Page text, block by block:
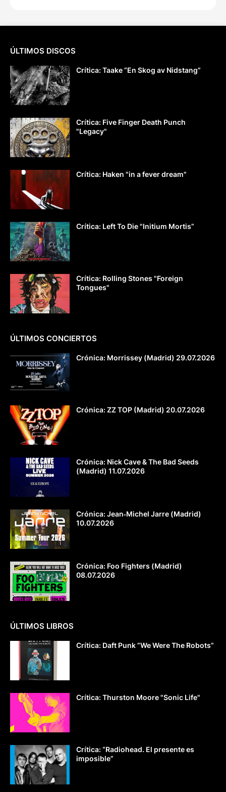
ÚLTIMOS DISCOS
Crítica: Taake “En Skog av Nidstang”
Crítica: Five Finger Death Punch
"Legacy"
Crítica: Haken "in a fever dream"
Crítica: Left To Die "Initium Mortis”
Crítica: Rolling Stones "Foreign
Tongues"
ÚLTIMOS CONCIERTOS
Crónica: Morrissey (Madrid) 29.07.2026
Crónica: ZZ TOP (Madrid) 20.07.2026
Crónica: Nick Cave & The Bad Seeds
(Madrid) 11.07.2026
Crónica: Jean‐Michel Jarre (Madrid)
10.07.2026
Crónica: Foo Fighters (Madrid)
08.07.2026
ÚLTIMOS LIBROS
Crítica: Daft Punk “We Were The Robots”
Crítica: Thurston Moore "Sonic Life"
Crítica: “Radiohead. El presente es
imposible”